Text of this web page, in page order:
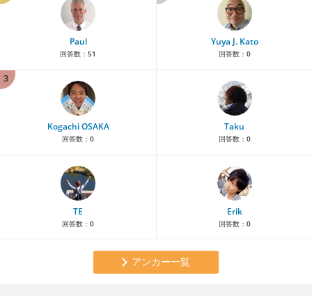
Paul
回答数： 51
Yuya J. Kato
回答数： 0
3
Kogachi OSAKA
回答数： 0
Taku
回答数： 0
TE
回答数： 0
Erik
回答数： 0
アンカー一覧